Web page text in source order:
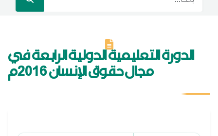
الدورة التعليمية الدولية الرابعة في
مجال حقوق الإنسان 2016م